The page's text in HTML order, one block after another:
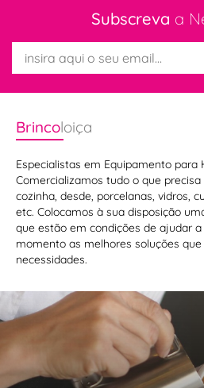
Subscreva a
Brincoloiça
Especialistas em Equipamento para
Comercializamos tudo o que
cozinha, desde, porcelanas, vidros,
etc. Colocamos à sua disposição
que estão em condições de ajudar
momento as melhores soluções
necessidades.